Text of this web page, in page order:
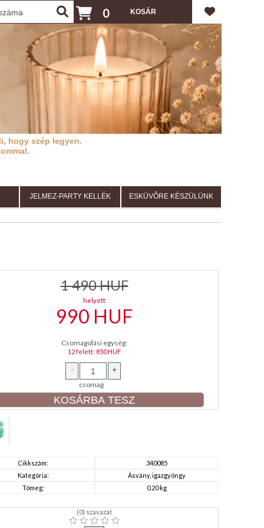
0
hogy szép legyen.
JELMEZ-PARTY KELLÉK ESKÜVŐRE KÉSZÜLÜNK
1 490HUF
helyett
990 HUF
Csomagolási egység:
12 felett: 850 HUF
- +
csomag
Cikkszám:
340085
Kategória:
Ásvány, igazgyöngy
Tömeg:
0.20 kg
(0) szavazat